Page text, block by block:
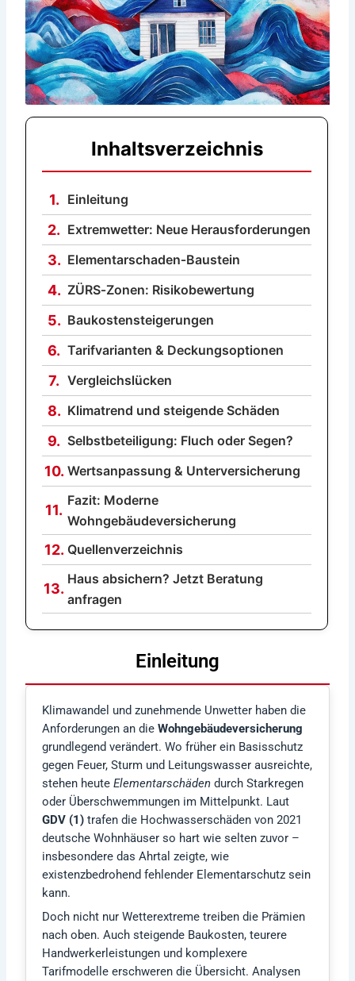
Inhaltsverzeichnis
1. Einleitung
2. Extremwetter: Neue Herausforderungen
3. Elementarschaden‑Baustein
4. ZÜRS‑Zonen: Risikobewertung
5. Baukostensteigerungen
6. Tarifvarianten & Deckungsoptionen
7. Vergleichslücken
8. Klimatrend und steigende Schäden
9. Selbstbeteiligung: Fluch oder Segen?
10. Wertsanpassung & Unterversicherung
11.
Fazit: Moderne
Wohngebäudeversicherung
12. Quellenverzeichnis
13.
Haus absichern? Jetzt Beratung
anfragen
Einleitung
Klimawandel und zunehmende Unwetter haben die
Anforderungen an dieWohngebäudeversicherung
grundlegend verändert. Wo früher ein Basisschutz
gegen Feuer, Sturm und Leitungswasser ausreichte,
stehen heuteElementarschäden durch Starkregen
oder Überschwemmungen im Mittelpunkt. Laut
GDV (1) trafen die Hochwasserschäden von 2021
deutsche Wohnhäuser so hart wie selten zuvor –
insbesondere das Ahrtal zeigte, wie
existenzbedrohend fehlender Elementarschutz sein
kann.
Doch nicht nur Wetterextreme treiben die Prämien
nach oben. Auch steigende Baukosten, teurere
Handwerkerleistungen und komplexere
Tarifmodelle erschweren die Übersicht. Analysen